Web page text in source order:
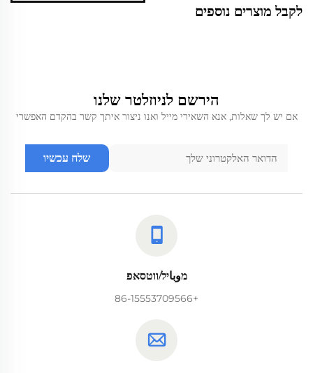
לקבל מוצרים נוספים
הירשם לניוזלטר שלנו
אם יש לך שאלות, אנא השאירי מייל ואנו ניצור איתך קשר בהקדם האפשרי
שלח עכשיו
מوباיל/ווטסאפ
+86-15553709566